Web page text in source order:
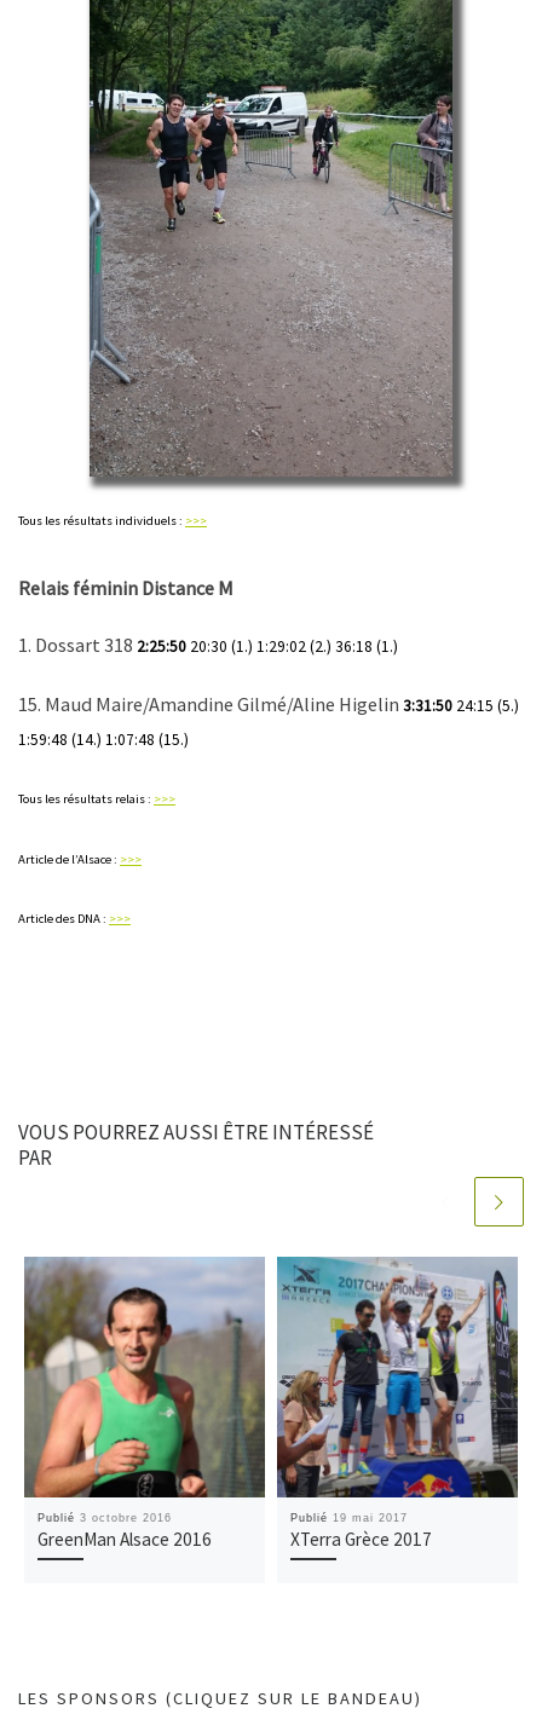
Tous les résultats individuels : >>>
Relais féminin Distance M
1. Dossart 318 2:25:50 20:30 (1.) 1:29:02 (2.) 36:18 (1.)
15. Maud Maire/Amandine Gilmé/Aline Higelin 3:31:50 24:15 (5.)
1:59:48 (14.) 1:07:48 (15.)
Tous les résultats relais : >>>
Article de l’Alsace : >>>
Article des DNA : >>>
VOUS POURREZ AUSSI ÊTRE INTÉRESSÉ
PAR
Publié 3 octobre 2016
GreenMan Alsace 2016
Publié 19 mai 2017
XTerra Grèce 2017
LES SPONSORS (CLIQUEZ SUR LE BANDEAU)